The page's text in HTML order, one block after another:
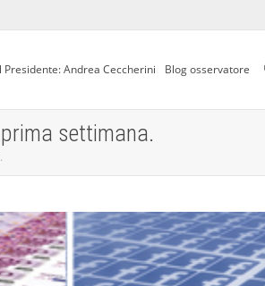
Presidente: Andrea Ceccherini Blog osservatore
settimana.